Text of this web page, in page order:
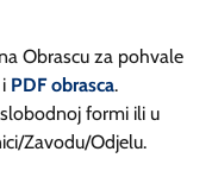
Obrascu za pohvale
i PDF obrasca.
formi ili u
Zavodu/Odjelu.